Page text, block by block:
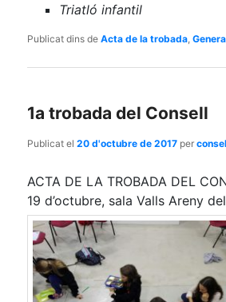
Triatló infantil
Publicat dins de Acta de la trobada ,
1a trobada del Consell
Publicat el20 d'octubre de 2017 per
ACTA DE LA TROBADA DEL
19 d’octubre, sala Valls Areny